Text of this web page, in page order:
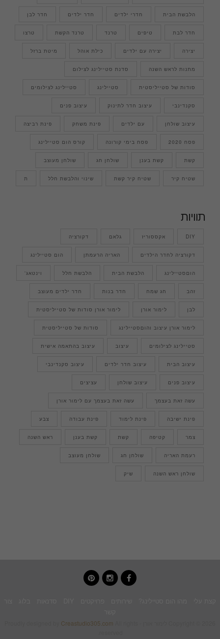
הלבשת הבית חדרי ילדים חדר ילדים חדר לבן
חדר לבת טיפים טרנד טרנד הקשת טרצו
יצירה יצירה עם ילדים כילת אוהל מיטת ברזל
מתנות לראש השנה סדנת סטיילינג לצילום
סודות של סטייליסטית סטיילינג סטיילינג לצילומים
סקנדינבי עיצוב חדר לתינוק עיצוב פנים
עיצוב שולחן עם ילדים פינת משחק פינת רביצה
פסח 2020 פסח בימי קורונה קורס הום סטיילינג
קשת קשת בענן שולחן חג שולחן מעוצב
שטיח קיר שטיח קיר קשת שינוי והלבשת חלל ת
תוויות
DIY אקססוריז גלאם דקורציה
דקורציה לחדר הילדים האריה הרעמתן הום סטיילינג
הוםסטיילינג הלבשת הבית הלבשת חלל וינטאג'
זהב חג שמח חדר בנות חדר ילדים מעוצב
לבן לימור אורן לימור אורן סודות של סטייליסטית
לימור אורן עיצוב והוםסטיילינג סודות של סטייליסטית
סטיילינג לצילומים עיצוב עיצוב בהתאמה אישית
עיצוב הבית עיצוב חדר ילדים עיצוב סקנדינבי
עיצוב פנים עיצוב שולחן עציצים
עשה זאת בעצמך עשה זאת בעצמך עם לימור אורן
פינת ישיבה פינת לימוד פינת עבודה צבע
צמר קטיפה קשת קשת בענן ראש השנה
רעמת האריה שולחן חג שולחן מעוצב
שולחן ראש השנה שיק
facebook
instagram
pinterest
Creastudio305.com